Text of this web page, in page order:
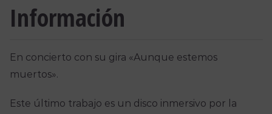
Información
En concierto con su gira «Aunque estemos
muertos».
Este último trabajo es un disco inmersivo por la